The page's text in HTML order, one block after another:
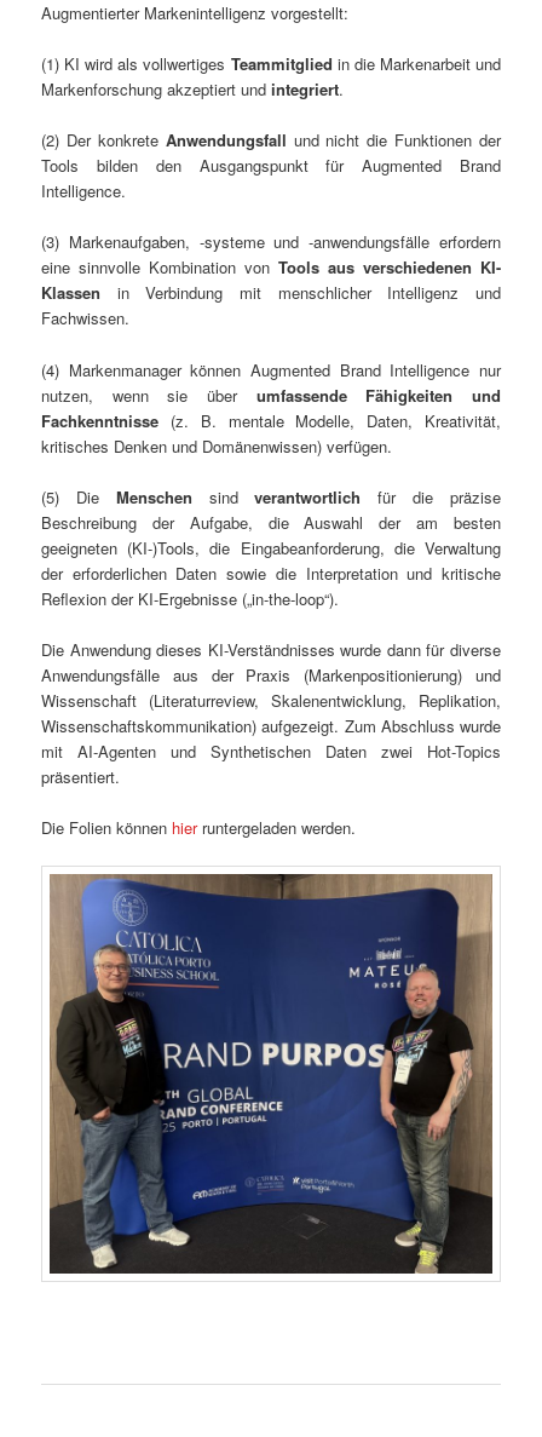
Augmentierter Markenintelligenz vorgestellt:
(1) KI wird als vollwertiges Teammitglied in die Markenarbeit und
Markenforschung akzeptiert und integriert.
(2) Der konkrete Anwendungsfall und nicht die Funktionen der
Tools bilden den Ausgangspunkt für Augmented Brand
Intelligence.
(3) Markenaufgaben, -systeme und -anwendungsfälle erfordern
eine sinnvolle Kombination von Tools aus verschiedenen KI-
Klassen in Verbindung mit menschlicher Intelligenz und
Fachwissen.
(4) Markenmanager können Augmented Brand Intelligence nur
nutzen, wenn sie über umfassende Fähigkeiten und
Fachkenntnisse (z. B. mentale Modelle, Daten, Kreativität,
kritisches Denken und Domänenwissen) verfügen.
(5) Die Menschen sindverantwortlich für die präzise
Beschreibung der Aufgabe, die Auswahl der am besten
geeigneten (KI-)Tools, die Eingabeanforderung, die Verwaltung
der erforderlichen Daten sowie die Interpretation und kritische
Reflexion der KI-Ergebnisse („in-the-loop“).
Die Anwendung dieses KI-Verständnisses wurde dann für diverse
Anwendungsfälle aus der Praxis (Markenpositionierung) und
Wissenschaft (Literaturreview, Skalenentwicklung, Replikation,
Wissenschaftskommunikation) aufgezeigt. Zum Abschluss wurde
mit AI-Agenten und Synthetischen Daten zwei Hot-Topics
präsentiert.
Die Folien können hierruntergeladen werden.